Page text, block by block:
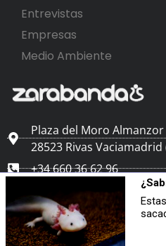
Entrevistas
Empresas
Medio Ambiente
Plaza del Moro Almanzor
28523 Rivas
+34 660 36 62 96
editorial@zarabanda.info